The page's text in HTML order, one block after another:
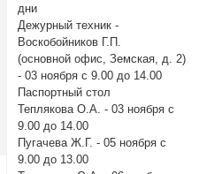
дни
Дежурный техник -
Воскобойников Г.П.
(основной офис, Земская, д. 2)
- 03 ноября с 9.00 до 14.00
Паспортный стол
Теплякова О.А. - 03 ноября с
9.00 до 14.00
Пугачева Ж.Г. - 05 ноября с
9.00 до 13.00